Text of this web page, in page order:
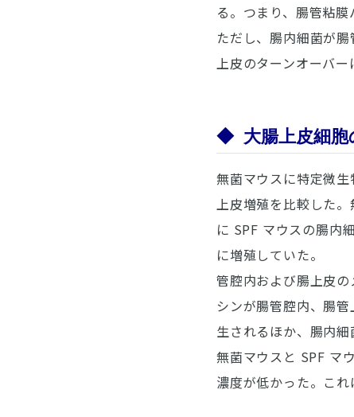
る。つまり、腸管粘
ただし、腸内細菌が
上皮のターンオーバ
◆ 大腸上皮細
無菌マウスに特定微
上皮増殖を比較した
に SPF マウスの腸内
に増殖していた。
管腔内および腸上皮
シンが腸管腔内、腸
生されるほか、腸内
無菌マウスと SPF マ
濃度が低かった。こ